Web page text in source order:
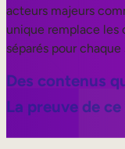
acteurs majeurs
unique remplace
séparés pour chaque
Des contenus
La preuve de